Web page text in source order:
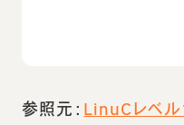
参照元： LinuCレベ